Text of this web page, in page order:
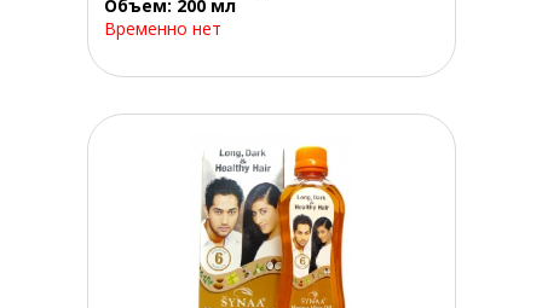
Объем: 200 мл
Временно нет